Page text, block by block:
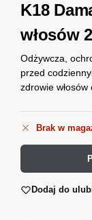
K18
włosów
Odżywcza,
przed
zdrowie włosów
Brak w
Dodaj do